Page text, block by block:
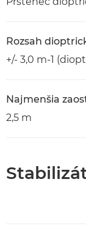
Rozsah
+/- 3,0 m-1
Najmenšia
2,5 m